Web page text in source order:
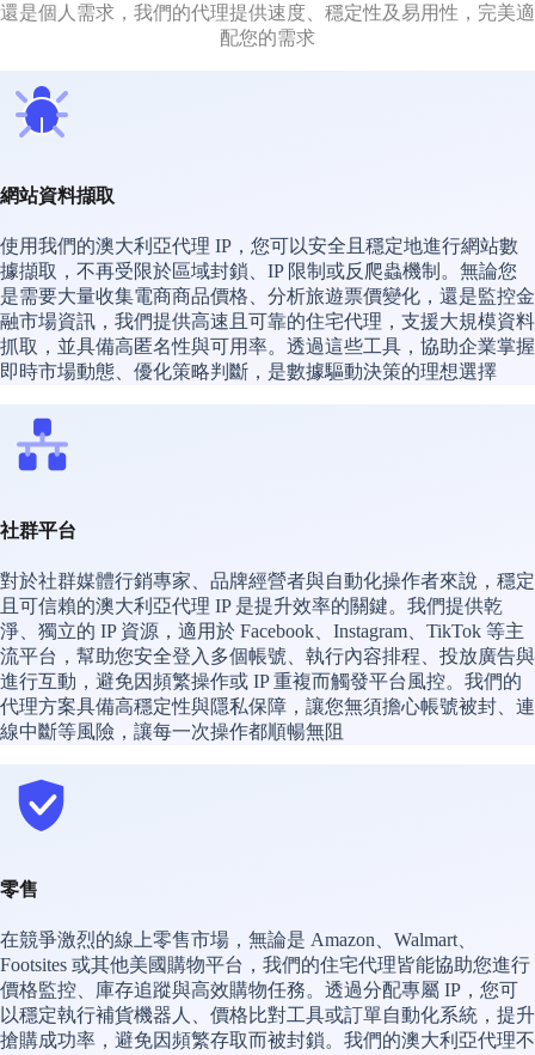
還是個人需求，我們的代理提供速度、穩定性及易用性，完美適
配您的需求
網站資料擷取
使用我們的澳大利亞代理 IP，您可以安全且穩定地進行網站數
據擷取，不再受限於區域封鎖、IP 限制或反爬蟲機制。無論您
是需要大量收集電商商品價格、分析旅遊票價變化，還是監控金
融市場資訊，我們提供高速且可靠的住宅代理，支援大規模資料
抓取，並具備高匿名性與可用率。透過這些工具，協助企業掌握
即時市場動態、優化策略判斷，是數據驅動決策的理想選擇
社群平台
對於社群媒體行銷專家、品牌經營者與自動化操作者來說，穩定
且可信賴的澳大利亞代理 IP 是提升效率的關鍵。我們提供乾
淨、獨立的 IP 資源，適用於 Facebook、Instagram、TikTok 等主
流平台，幫助您安全登入多個帳號、執行內容排程、投放廣告與
進行互動，避免因頻繁操作或 IP 重複而觸發平台風控。我們的
代理方案具備高穩定性與隱私保障，讓您無須擔心帳號被封、連
線中斷等風險，讓每一次操作都順暢無阻
零售
在競爭激烈的線上零售市場，無論是 Amazon、Walmart、
Footsites 或其他美國購物平台，我們的住宅代理皆能協助您進行
價格監控、庫存追蹤與高效購物任務。透過分配專屬 IP，您可
以穩定執行補貨機器人、價格比對工具或訂單自動化系統，提升
搶購成功率，避免因頻繁存取而被封鎖。我們的澳大利亞代理不